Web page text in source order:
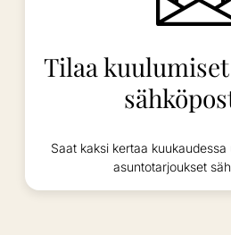
Tilaa
Saat kaksi kertaa
asuntotarjoukset